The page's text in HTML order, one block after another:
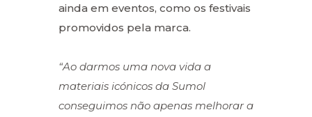
ainda em eventos, como os festivais
promovidos pela marca.
“Ao darmos uma nova vida a
materiais icónicos da Sumol
conseguimos não apenas melhorar a